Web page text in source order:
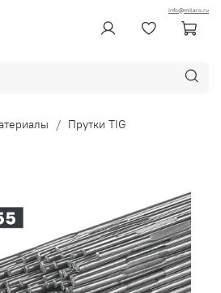
info@mitaro.ru
Прутки TIG